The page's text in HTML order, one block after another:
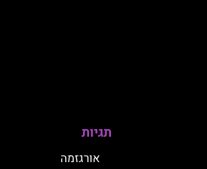
תגיות
אורגזמה